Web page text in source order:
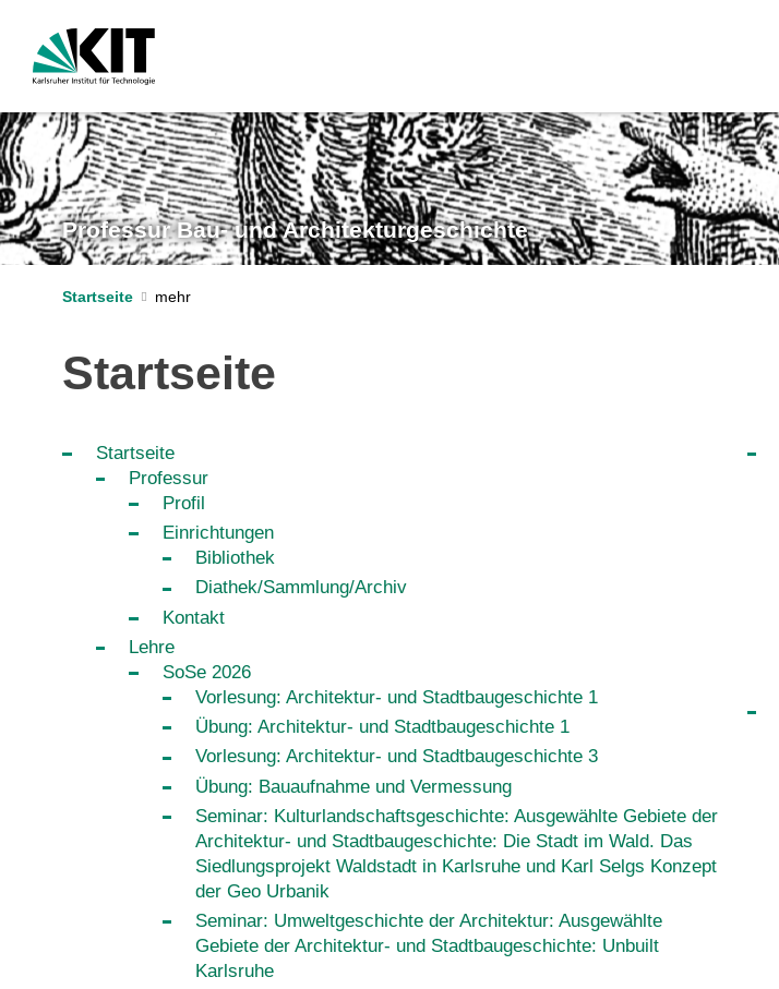
Professur Bau- und Architekturgeschichte
Startseite
Startseite
Startseite
Professur
Profil
Einrichtungen
Bibliothek
Diathek/Sammlung/Archiv
Kontakt
Lehre
SoSe 2026
Vorlesung: Architektur- und Stadtbaugeschichte 1
Übung: Architektur- und Stadtbaugeschichte 1
Vorlesung: Architektur- und Stadtbaugeschichte 3
Übung: Bauaufnahme und Vermessung
Seminar: Kulturlandschaftsgeschichte: Ausgewählte Gebiete der
Architektur- und Stadtbaugeschichte: Die Stadt im Wald. Das
Siedlungsprojekt Waldstadt in Karlsruhe und Karl Selgs Konzept
der Geo Urbanik
Seminar: Umweltgeschichte der Architektur: Ausgewählte
Gebiete der Architektur- und Stadtbaugeschichte: Unbuilt
Karlsruhe